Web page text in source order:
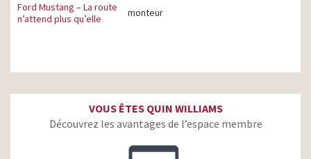
Ford Mustang – La route
n’attend plus qu’elle
monteur
VOUS ÊTES QUIN WILLIAMS
Découvrez les avantages de l’espace membre